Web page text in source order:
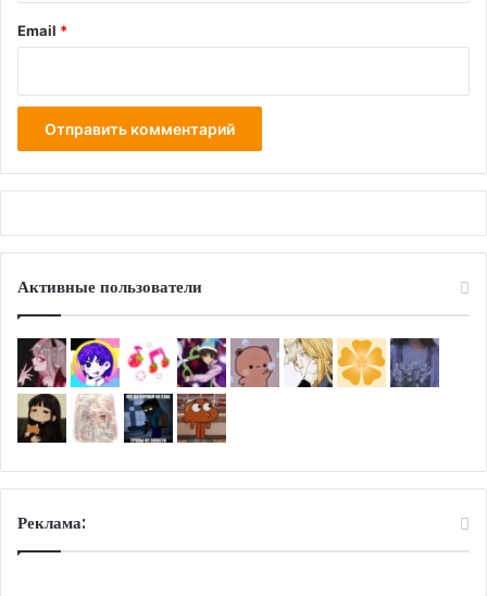
Email *
Активные пользователи
Реклама: